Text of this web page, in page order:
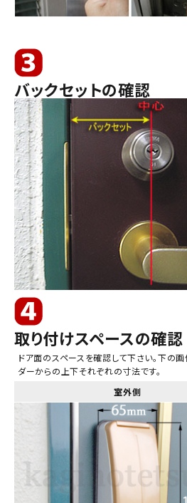
バックセットの確認
取り付けスペースの確
ドア面のスペースを確認して下さい。下の
ダーからの上下それぞれの寸法です。
室外側